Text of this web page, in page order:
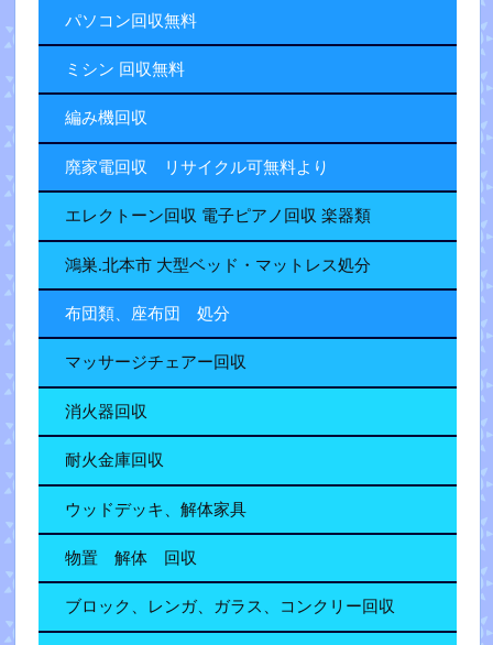
パソコン回収無料
ミシン 回収無料
編み機回収
廃家電回収 リサイクル可無料より
エレクトーン回収 電子ピアノ回収 楽器類
鴻巣.北本市 大型ベッド・マットレス処分
布団類、座布団 処分
マッサージチェアー回収
消火器回収
耐火金庫回収
ウッドデッキ、解体家具
物置 解体 回収
ブロック、レンガ、ガラス、コンクリー回収